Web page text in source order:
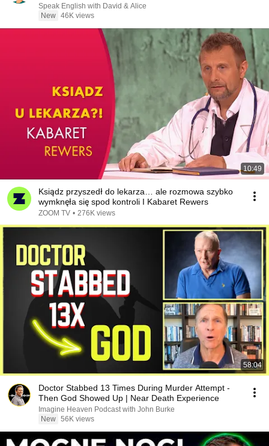
Speak English with David & Alice
New 46K views
10:49
Ksiądz przyszedł do lekarza… ale rozmowa szybko
wymknęła się spod kontroli I Kabaret Rewers
ZOOM TV • 276K views
58:04
Doctor Stabbed 13 Times During Murder Attempt -
Then God Showed Up | Near Death Experience
Imagine Heaven Podcast with John Burke
New 56K views